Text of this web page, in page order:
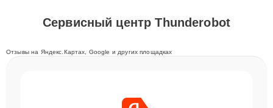
Сервисный центр Thunderobot
Отзывы на Яндекс.Картах, Google и других площадках